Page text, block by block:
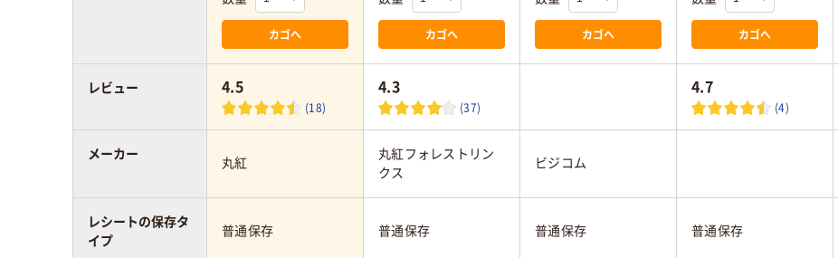
カゴへ カゴへ カゴへ カゴへ
4.5
(18)
4.3
(37)
4.7
(4)
丸紅
丸紅フォレストリン
クス
ビジコム
普通保存 普通保存 普通保存 普通保存
レビュー
メーカー
レシートの保存タ
イプ